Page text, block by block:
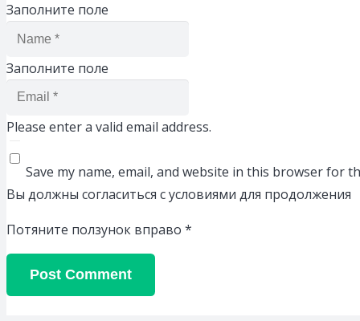
Заполните поле
Заполните поле
Please enter a valid email address.
Save my name, email, and website in this browser for
Вы должны согласиться с условиями для продолжения
Потяните ползунок вправо *
Post Comment